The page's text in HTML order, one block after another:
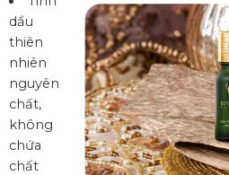
dầu
thiên
nhiên
nguyên
chất,
không
chứa
chất